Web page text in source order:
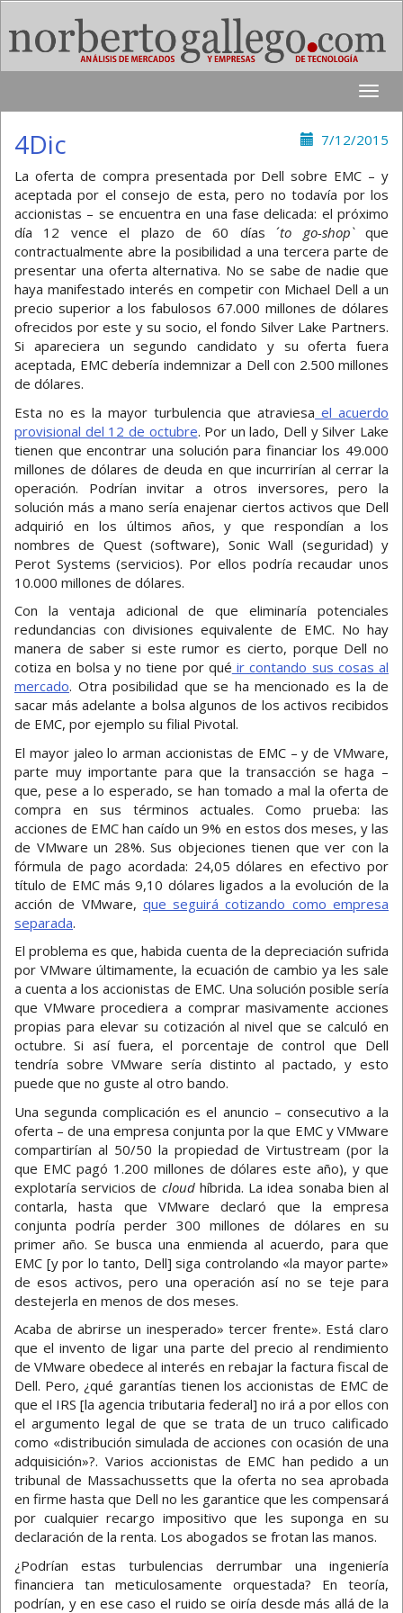
Toggle
7/12/2015
4Dic
La oferta de compra presentada por Dell sobre EMC – y
aceptada por el consejo de esta, pero no todavía por los
accionistas – se encuentra en una fase delicada: el próximo
día 12 vence el plazo de 60 días ´to go-shop`que
contractualmente abre la posibilidad a una tercera parte de
presentar una oferta alternativa. No se sabe de nadie que
haya manifestado interés en competir con Michael Dell a un
precio superior a los fabulosos 67.000 millones de dólares
ofrecidos por este y su socio, el fondo Silver Lake Partners.
Si apareciera un segundo candidato y su oferta fuera
aceptada, EMC debería indemnizar a Dell con 2.500 millones
de dólares.
Esta no es la mayor turbulencia que atraviesa el acuerdo
provisional del 12 de octubre. Por un lado, Dell y Silver Lake
tienen que encontrar una solución para financiar los 49.000
millones de dólares de deuda en que incurrirían al cerrar la
operación. Podrían invitar a otros inversores, pero la
solución más a mano sería enajenar ciertos activos que Dell
adquirió en los últimos años, y que respondían a los
nombres de Quest (software), Sonic Wall (seguridad) y
Perot Systems (servicios). Por ellos podría recaudar unos
10.000 millones de dólares.
Con la ventaja adicional de que eliminaría potenciales
redundancias con divisiones equivalente de EMC. No hay
manera de saber si este rumor es cierto, porque Dell no
cotiza en bolsa y no tiene por qué ir contando sus cosas al
mercado. Otra posibilidad que se ha mencionado es la de
sacar más adelante a bolsa algunos de los activos recibidos
de EMC, por ejemplo su filial Pivotal.
El mayor jaleo lo arman accionistas de EMC – y de VMware,
parte muy importante para que la transacción se haga –
que, pese a lo esperado, se han tomado a mal la oferta de
compra en sus términos actuales. Como prueba: las
acciones de EMC han caído un 9% en estos dos meses, y las
de VMware un 28%. Sus objeciones tienen que ver con la
fórmula de pago acordada: 24,05 dólares en efectivo por
título de EMC más 9,10 dólares ligados a la evolución de la
acción de VMware, que seguirá cotizando como empresa
separada.
El problema es que, habida cuenta de la depreciación sufrida
por VMware últimamente, la ecuación de cambio ya les sale
a cuenta a los accionistas de EMC. Una solución posible sería
que VMware procediera a comprar masivamente acciones
propias para elevar su cotización al nivel que se calculó en
octubre. Si así fuera, el porcentaje de control que Dell
tendría sobre VMware sería distinto al pactado, y esto
puede que no guste al otro bando.
Una segunda complicación es el anuncio – consecutivo a la
oferta – de una empresa conjunta por la que EMC y VMware
compartirían al 50/50 la propiedad de Virtustream (por la
que EMC pagó 1.200 millones de dólares este año), y que
explotaría servicios de cloudhíbrida. La idea sonaba bien al
contarla, hasta que VMware declaró que la empresa
conjunta podría perder 300 millones de dólares en su
primer año. Se busca una enmienda al acuerdo, para que
EMC [y por lo tanto, Dell] siga controlando «la mayor parte»
de esos activos, pero una operación así no se teje para
destejerla en menos de dos meses.
Acaba de abrirse un inesperado» tercer frente». Está claro
que el invento de ligar una parte del precio al rendimiento
de VMware obedece al interés en rebajar la factura fiscal de
Dell. Pero, ¿qué garantías tienen los accionistas de EMC de
que el IRS [la agencia tributaria federal] no irá a por ellos con
el argumento legal de que se trata de un truco calificado
como «distribución simulada de acciones con ocasión de una
adquisición»?. Varios accionistas de EMC han pedido a un
tribunal de Massachussetts que la oferta no sea aprobada
en firme hasta que Dell no les garantice que les compensará
por cualquier recargo impositivo que les suponga en su
declaración de la renta. Los abogados se frotan las manos.
¿Podrían estas turbulencias derrumbar una ingeniería
financiera tan meticulosamente orquestada? En teoría,
podrían, y en ese caso el ruido se oiría desde más allá de la